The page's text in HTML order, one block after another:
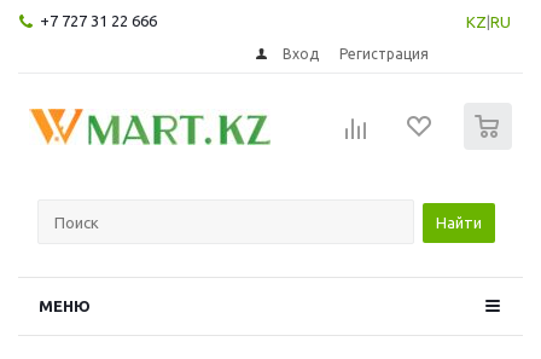
+7 727 31 22 666 KZ RU
Вход Регистрация
Найти
МЕНЮ